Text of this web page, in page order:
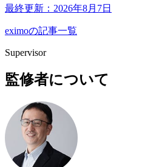
最終更新：2026年8月7日
eximoの記事一覧
Supervisor
監修者について